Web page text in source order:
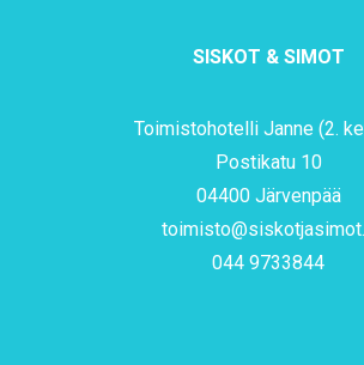
SISKOT & SIMOT
Toimistohotelli Janne (2.
Postikatu 10
04400 Järvenpää
044 9733844